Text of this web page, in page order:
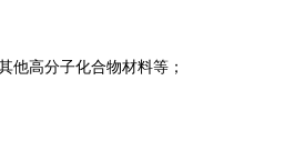
他高分子化合物材料等；